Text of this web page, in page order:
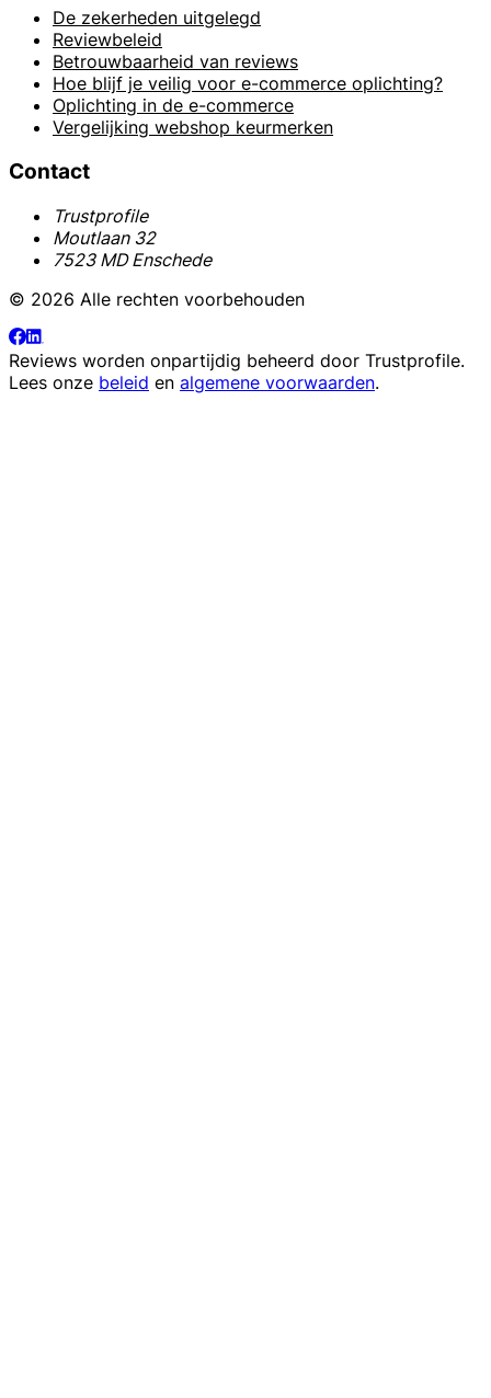
De zekerheden uitgelegd
Reviewbeleid
Betrouwbaarheid van reviews
Hoe blijf je veilig voor e-commerce oplichting?
Oplichting in de e-commerce
Vergelijking webshop keurmerken
Contact
Trustprofile
Moutlaan 32
7523 MD Enschede
© 2026 Alle rechten voorbehouden
Reviews worden onpartijdig beheerd door Trustprofile.
Lees onze beleid en algemene voorwaarden.